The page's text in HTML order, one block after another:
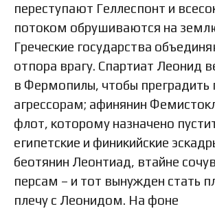
переступают Геллеспонт и
потоком обрушиваются на
Греческие государства
отпора врагу. Спартиат Леонид
в Фермопилы, чтобы преградить
агрессорам; афинянин
флот, которому назначено
египетские и финикийские
беотянин Леонтиад, втайне
персам – и тот вынужден стать
плечу с Леонидом. На фоне